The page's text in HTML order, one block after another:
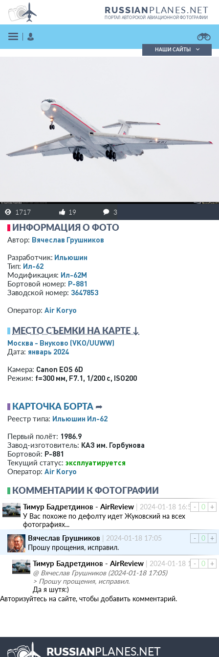
RUSSIANPLANES.NET
ПОРТАЛ АВТОРСКОЙ АВИАЦИОННОЙ ФОТОГРАФИИ
НАШИ САЙТЫ
1717 19 3
ИНФОРМАЦИЯ О ФОТО
Автор: Вячеслав Грушников
Разработчик: Ильюшин
Тип: Ил-62
Модификация: Ил-62М
Бортовой номер: P-881
Заводской номер: 3647853
Оператор: Air Koryo
МЕСТО СЪЕМКИ НА КАРТЕ ↓
Москва - Внуково (VKO/UUWW)
Дата: январь 2024
Камера: Canon EOS 6D
Режим: f=300 мм, F7.1, 1/200 с, ISO200
КАРТОЧКА БОРТА ➦
Реестр типа: Ильюшин Ил-62
Первый полёт: 1986.9
Завод-изготовитель: КАЗ им. Горбунова
Бортовой: P-881
Текущий статус: эксплуатируется
Оператор: Air Koryo
КОММЕНТАРИИ К ФОТОГРАФИИ
- 0 +
Тимур Бадретдинов - AirReview | 2024-01-18 16:54
У Вас похоже по дефолту идет Жуковский на всех
фотографиях...
-
0 +
Вячеслав Грушников | 2024-01-18 17:05
Прошу прощения, исправил.
-
0 +
Тимур Бадретдинов - AirReview | 2024-01-18 19:50
@ Вячеслав Грушников (2024-01-18 17:05)
> Прошу прощения, исправил.
Да я шутя:)
Авторизуйтесь на сайте, чтобы добавить комментарий.
RUSSIANPLANES.NET